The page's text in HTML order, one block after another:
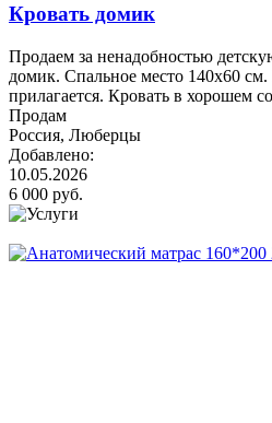
Кровать домик
Продаем за ненадобностью
домик. Спальное место 140х60
прилагается. Кровать в хорошем
Продам
Россия, Люберцы
Добавлено:
10.05.2026
6 000 руб.